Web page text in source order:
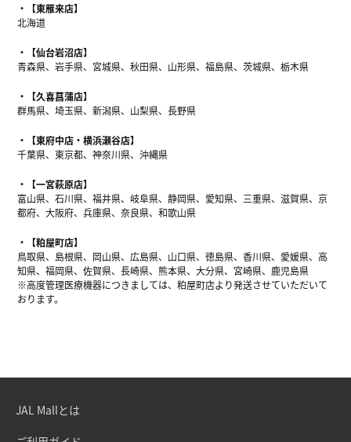
【東雁来店】
北海道
【仙台岩沼店】
青森県、岩手県、宮城県、秋田県、山形県、福島県、茨城県、栃木県
【久喜菖蒲店】
群馬県、埼玉県、新潟県、山梨県、長野県
【東府中店・横浜瀬谷店】
千葉県、東京都、神奈川県、沖縄県
【一宮萩原店】
富山県、石川県、福井県、岐阜県、静岡県、愛知県、三重県、滋賀県、京
都府、大阪府、兵庫県、奈良県、和歌山県
【粕屋町店】
鳥取県、島根県、岡山県、広島県、山口県、徳島県、香川県、愛媛県、高
知県、福岡県、佐賀県、長崎県、熊本県、大分県、宮崎県、鹿児島県
※高度管理医療機器につきましては、粕屋町店より発送させていただいて
おります。
JAL Mallとは